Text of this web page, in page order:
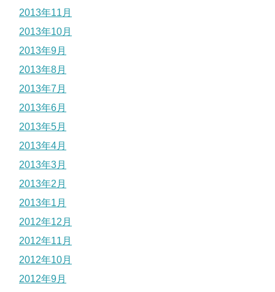
2013年11月
2013年10月
2013年9月
2013年8月
2013年7月
2013年6月
2013年5月
2013年4月
2013年3月
2013年2月
2013年1月
2012年12月
2012年11月
2012年10月
2012年9月